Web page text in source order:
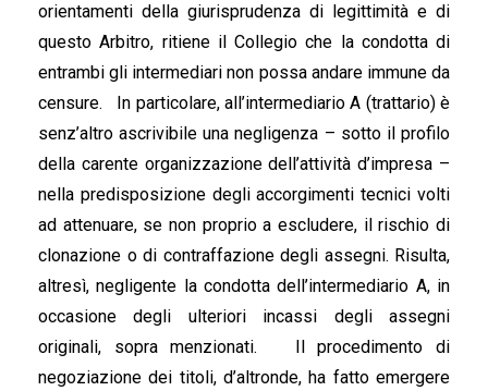
orientamenti della giurisprudenza di legittimità e di
questo Arbitro, ritiene il Collegio che la condotta di
entrambi gli intermediari non possa andare immune da
censure. In particolare, all’intermediario A (trattario) è
senz’altro ascrivibile una negligenza – sotto il profilo
della carente organizzazione dell’attività d’impresa –
nella predisposizione degli accorgimenti tecnici volti
ad attenuare, se non proprio a escludere, il rischio di
clonazione o di contraffazione degli assegni. Risulta,
altresì, negligente la condotta dell’intermediario A, in
occasione degli ulteriori incassi degli assegni
originali, sopra menzionati. Il procedimento di
negoziazione dei titoli, d’altronde, ha fatto emergere